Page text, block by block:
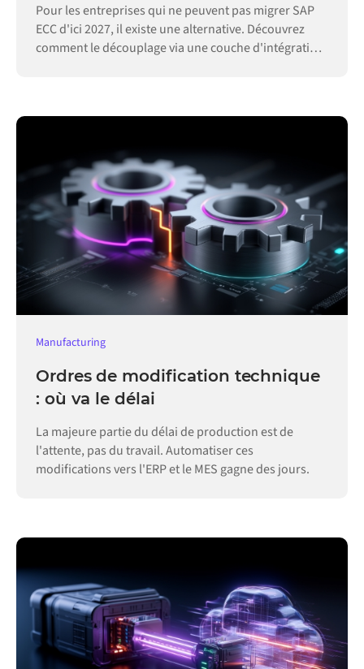
Pour les entreprises qui ne peuvent pas migrer SAP
ECC d'ici 2027, il existe une alternative. Découvrez
comment le découplage via une couche d'intégration
Manufacturing
Ordres de modification technique
: où va le délai
La majeure partie du délai de production est de
l'attente, pas du travail. Automatiser ces
modifications vers l'ERP et le MES gagne des jours.